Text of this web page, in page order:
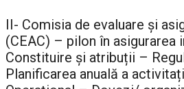
II- Comisia de evaluare și
(CEAC) – pilon în
Constituire și atribuții –
Planificarea anuală a